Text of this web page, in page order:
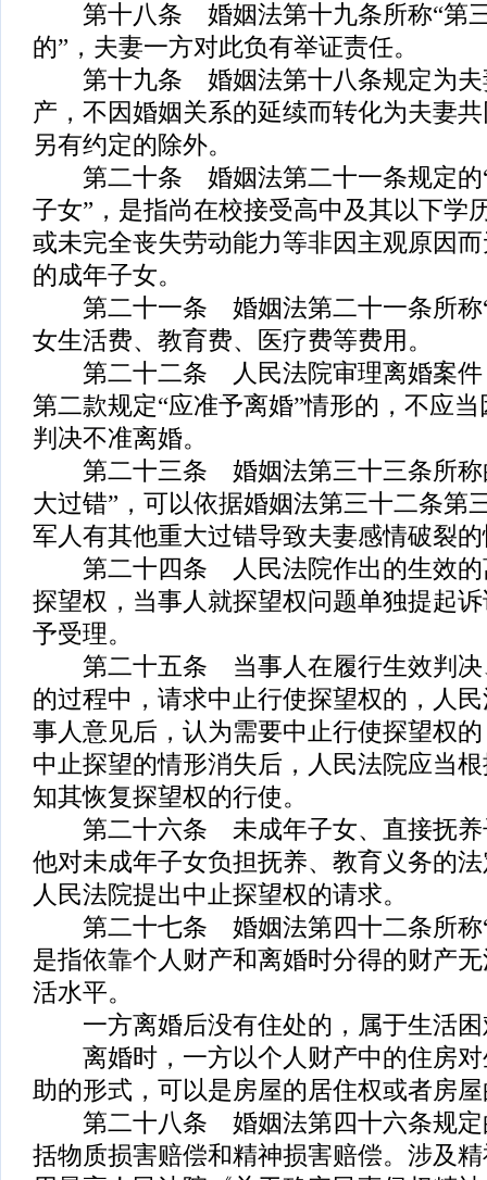
第十八条 婚姻法第十九条所称“第
的”，夫妻一方对此负有举证责任。
第十九条 婚姻法第十八条规定为夫
产，不因婚姻关系的延续而转化为夫妻
另有约定的除外。
第二十条 婚姻法第二十一条规定的“
子女”，是指尚在校接受高中及其以下学
或未完全丧失劳动能力等非因主观原因
的成年子女。
第二十一条 婚姻法第二十一条所称“
女生活费、教育费、医疗费等费用。
第二十二条 人民法院审理离婚案件
第二款规定“应准予离婚”情形的，不应
判决不准离婚。
第二十三条 婚姻法第三十三条所称
大过错”，可以依据婚姻法第三十二条第
军人有其他重大过错导致夫妻感情破裂
第二十四条 人民法院作出的生效的
探望权，当事人就探望权问题单独提起
予受理。
第二十五条 当事人在履行生效判决
的过程中，请求中止行使探望权的，人
事人意见后，认为需要中止行使探望权
中止探望的情形消失后，人民法院应当
知其恢复探望权的行使。
第二十六条 未成年子女、直接抚养
他对未成年子女负担抚养、教育义务的
人民法院提出中止探望权的请求。
第二十七条 婚姻法第四十二条所称“
是指依靠个人财产和离婚时分得的财产
活水平。
一方离婚后没有住处的，属于生活困
离婚时，一方以个人财产中的住房对
助的形式，可以是房屋的居住权或者房
第二十八条 婚姻法第四十六条规定
括物质损害赔偿和精神损害赔偿。涉及